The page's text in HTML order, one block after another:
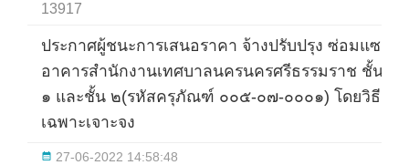
13917
ประกาศผู้ชนะการเสนอราคา จ้างปรับปรุง ซ่อมแซม
อาคารสำนักงานเทศบาลนครนครศรีธรรมราช ชั้น
๑ และชั้น ๒(รหัสครุภัณฑ์ ๐๐๕-๐๗-๐๐๐๑) โดยวิธี
เฉพาะเจาะจง
27-06-2022 14:58:48